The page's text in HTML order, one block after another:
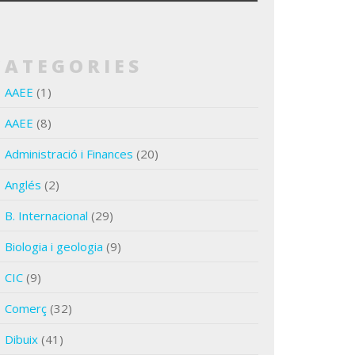
AAEE (1)
AAEE (8)
Administració i Finances (20)
Anglés (2)
B. Internacional (29)
Biologia i geologia (9)
CIC (9)
Comerç (32)
Dibuix (41)